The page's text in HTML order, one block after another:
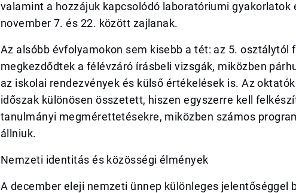
valamint a hozzájuk kapcsolódó laboratóriumi gyakorlatok
november 7. és 22. között zajlanak.
Az alsóbb évfolyamokon sem kisebb a tét: az 5. osztálytól
megkezdődtek a félévzáró írásbeli vizsgák, miközben
az iskolai rendezvények és külső értékelések is. Az
időszak különösen összetett, hiszen egyszerre kell
tanulmányi megmérettetésekre, miközben számos
állniuk.
Nemzeti identitás és közösségi élmények
A december eleji nemzeti ünnep különleges jelentőséggel